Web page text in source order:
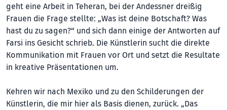
geht eine Arbeit in Teheran, bei der Andessner dreißig
Frauen die Frage stellte: „Was ist deine Botschaft? Was
hast du zu sagen?“ und sich dann einige der Antworten auf
Farsi ins Gesicht schrieb. Die Künstlerin sucht die direkte
Kommunikation mit Frauen vor Ort und setzt die Resultate
in kreative Präsentationen um.
Kehren wir nach Mexiko und zu den Schilderungen der
Künstlerin, die mir hier als Basis dienen, zurück. „Das